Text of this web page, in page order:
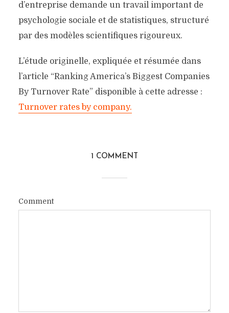
d’entreprise demande un travail important de
psychologie sociale et de statistiques, structuré
par des modèles scientifiques rigoureux.
L’étude originelle, expliquée et résumée dans
l’article “Ranking America’s Biggest Companies
By Turnover Rate” disponible à cette adresse :
Turnover rates by company.
1 COMMENT
Comment